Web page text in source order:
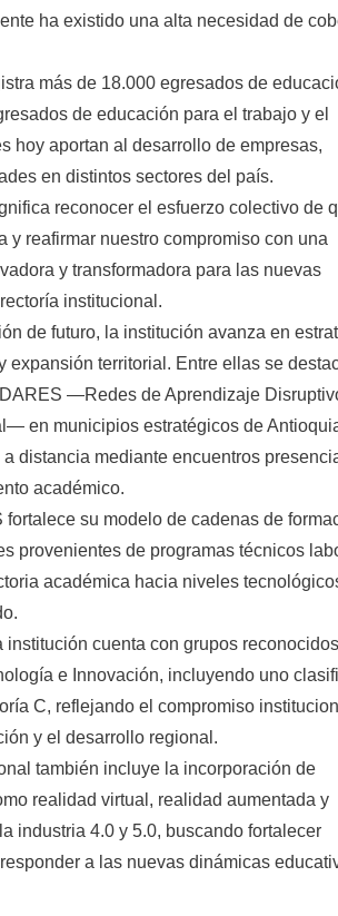
ha existido una alta necesidad de
más de 18.000 egresados de
de educación para el trabajo y el
hoy aportan al desarrollo de empresas,
en distintos sectores del país.
reconocer el esfuerzo colectivo de
y reafirmar nuestro compromiso con una
y transformadora para las nuevas
institucional.
de futuro, la institución avanza en
expansión territorial. Entre ellas se
—Redes de Aprendizaje
en municipios estratégicos de
distancia mediante encuentros
académico.
fortalece su modelo de cadenas de
provenientes de programas técnicos
académica hacia niveles
cuenta con grupos
e Innovación, incluyendo uno
C, reflejando el compromiso
y el desarrollo regional.
también incluye la incorporación de
realidad virtual, realidad aumentada y
industria 4.0 y 5.0, buscando fortalecer
a las nuevas dinámicas